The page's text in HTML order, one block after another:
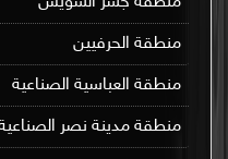
منطقة الحرفيين
منطقة العباسية الصناعية
منطقة مدينة نصر